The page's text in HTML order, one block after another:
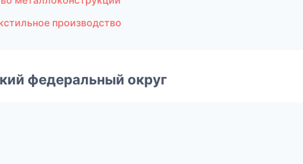
производство
федеральный округ